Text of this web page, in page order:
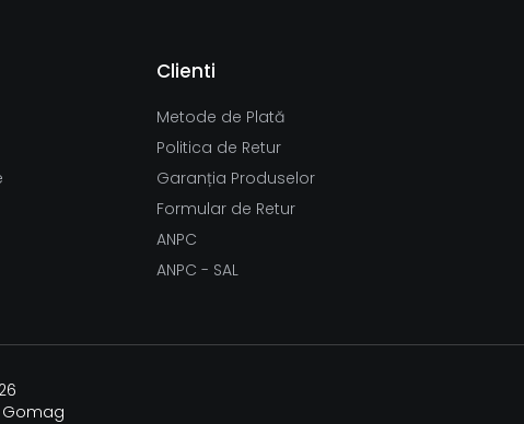
Clienti
Metode de Plată
Politica de Retur
Garanția Produselor
Formular de Retur
ANPC
ANPC - SAL